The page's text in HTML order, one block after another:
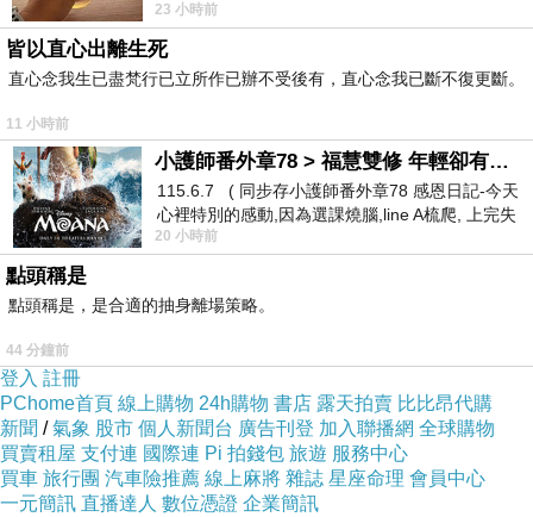
看到工作人員拿出料理包加熱，但
23 小時前
皆以直心出離生死
直心念我生已盡梵行已立所作已辦不受後有，直心念我已斷不復更斷。
11 小時前
小護師番外章78 > 福慧雙修 年輕卻有個老靈魂 ㄑ金剛經〉podcast
115.6.7 ( 同步存小護師番外章78 感恩日記-今天
心裡特別的感動,因為選課燒腦,line A梳爬, 上完失
智課的她,特來傾
20 小時前
點頭稱是
點頭稱是，是合適的抽身離場策略。
44 分鐘前
登入 註冊
PChome首頁 線上購物 24h購物 書店 露天拍賣 比比昂代購
新聞 /氣象 股市 個人新聞台 廣告刊登 加入聯播網 全球購物
買賣租屋 支付連 國際連 Pi 拍錢包 旅遊 服務中心
買車 旅行團 汽車險推薦 線上麻將 雜誌 星座命理 會員中心
一元簡訊 直播達人 數位憑證 企業簡訊